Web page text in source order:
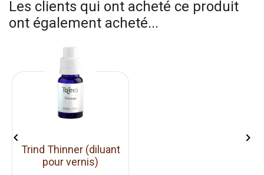
Les clients qui ont acheté ce produit
ont également acheté...
Trind Thinner (diluant
pour vernis)
 